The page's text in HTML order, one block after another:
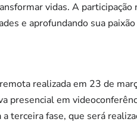
vidas. A
e aprofundando sua
realizada em 23 de
presencial em
a terceira fase, que será